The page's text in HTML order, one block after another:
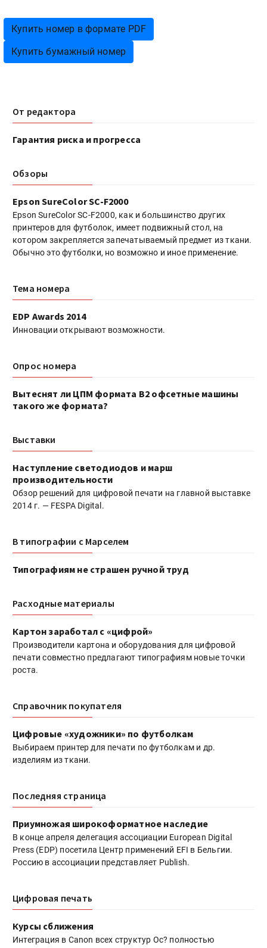
Купить номер в формате PDF
Купить бумажный номер
От редактора
Гарантия риска и прогресса
Обзоры
Epson SureColor SC-F2000
Epson SureColor SC-F2000, как и большинство других
принтеров для футболок, имеет подвижный стол, на
котором закрепляется запечатываемый предмет из ткани.
Обычно это футболки, но возможно и иное применение.
Тема номера
EDP Awards 2014
Инновации открывают возможности.
Опрос номера
Вытеснят ли ЦПМ формата B2 офсетные машины
такого же формата?
Выставки
Наступление светодиодов и марш
производительности
Обзор решений для цифровой печати на главной выставке
2014 г. — FESPA Digital.
В типографии с Марселем
Типографиям не страшен ручной труд
Расходные материалы
Картон заработал с «цифрой»
Производители картона и оборудования для цифровой
печати совместно предлагают типографиям новые точки
роста.
Справочник покупателя
Цифровые «художники» по футболкам
Выбираем принтер для печати по футболкам и др.
изделиям из ткани.
Последняя страница
Приумножая широкоформатное наследие
В конце апреля делегация ассоциации European Digital
Press (EDP) посетила Центр применений EFI в Бельгии.
Россию в ассоциации представляет Publish.
Цифровая печать
Курсы сближения
Интеграция в Canon всех структур Oc? полностью